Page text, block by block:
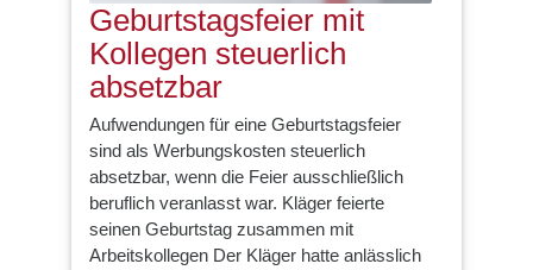
Geburtstagsfeier mit
Kollegen steuerlich
absetzbar
Aufwendungen für eine Geburtstagsfeier
sind als Werbungskosten steuerlich
absetzbar, wenn die Feier ausschließlich
beruflich veranlasst war. Kläger feierte
seinen Geburtstag zusammen mit
Arbeitskollegen Der Kläger hatte anlässlich